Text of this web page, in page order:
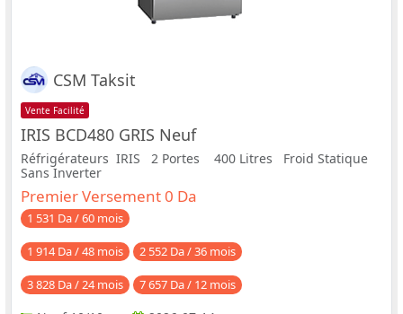
CSM Taksit
Vente Facilité
IRIS BCD480 GRIS Neuf
Réfrigérateurs IRIS 2 Portes 400 Litres Froid Statique
Sans Inverter
Premier Versement 0 Da
1 531 Da / 60 mois
1 914 Da / 48 mois 2 552 Da / 36 mois
3 828 Da / 24 mois 7 657 Da / 12 mois